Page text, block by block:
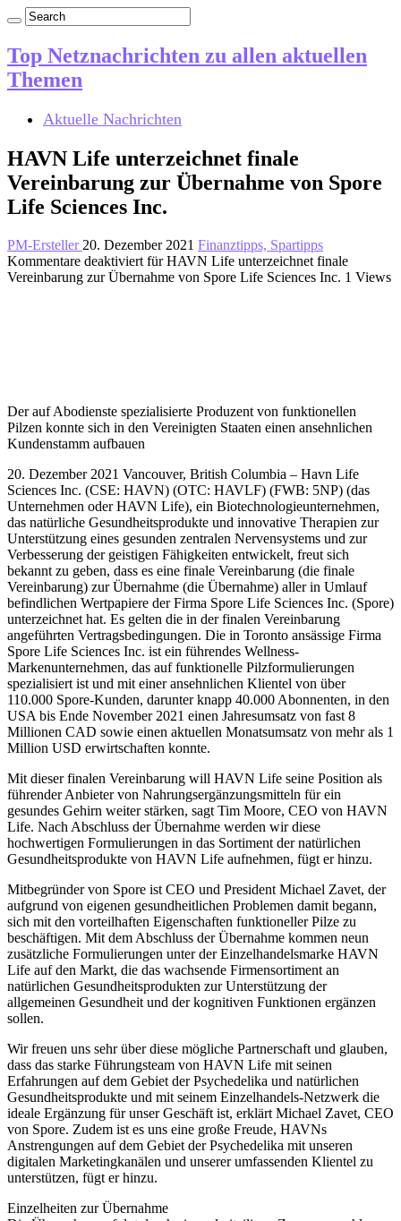
Top Netznachrichten zu allen aktuellen
Themen
Aktuelle Nachrichten
HAVN Life unterzeichnet finale
Vereinbarung zur Übernahme von Spore
Life Sciences Inc.
PM-Ersteller 20. Dezember 2021 Finanztipps, Spartipps
Kommentare deaktiviert für HAVN Life unterzeichnet finale
Vereinbarung zur Übernahme von Spore Life Sciences Inc. 1 Views
Der auf Abodienste spezialisierte Produzent von funktionellen
Pilzen konnte sich in den Vereinigten Staaten einen ansehnlichen
Kundenstamm aufbauen
20. Dezember 2021 Vancouver, British Columbia – Havn Life
Sciences Inc. (CSE: HAVN) (OTC: HAVLF) (FWB: 5NP) (das
Unternehmen oder HAVN Life), ein Biotechnologieunternehmen,
das natürliche Gesundheitsprodukte und innovative Therapien zur
Unterstützung eines gesunden zentralen Nervensystems und zur
Verbesserung der geistigen Fähigkeiten entwickelt, freut sich
bekannt zu geben, dass es eine finale Vereinbarung (die finale
Vereinbarung) zur Übernahme (die Übernahme) aller in Umlauf
befindlichen Wertpapiere der Firma Spore Life Sciences Inc. (Spore)
unterzeichnet hat. Es gelten die in der finalen Vereinbarung
angeführten Vertragsbedingungen. Die in Toronto ansässige Firma
Spore Life Sciences Inc. ist ein führendes Wellness-
Markenunternehmen, das auf funktionelle Pilzformulierungen
spezialisiert ist und mit einer ansehnlichen Klientel von über
110.000 Spore-Kunden, darunter knapp 40.000 Abonnenten, in den
USA bis Ende November 2021 einen Jahresumsatz von fast 8
Millionen CAD sowie einen aktuellen Monatsumsatz von mehr als 1
Million USD erwirtschaften konnte.
Mit dieser finalen Vereinbarung will HAVN Life seine Position als
führender Anbieter von Nahrungsergänzungsmitteln für ein
gesundes Gehirn weiter stärken, sagt Tim Moore, CEO von HAVN
Life. Nach Abschluss der Übernahme werden wir diese
hochwertigen Formulierungen in das Sortiment der natürlichen
Gesundheitsprodukte von HAVN Life aufnehmen, fügt er hinzu.
Mitbegründer von Spore ist CEO und President Michael Zavet, der
aufgrund von eigenen gesundheitlichen Problemen damit begann,
sich mit den vorteilhaften Eigenschaften funktioneller Pilze zu
beschäftigen. Mit dem Abschluss der Übernahme kommen neun
zusätzliche Formulierungen unter der Einzelhandelsmarke HAVN
Life auf den Markt, die das wachsende Firmensortiment an
natürlichen Gesundheitsprodukten zur Unterstützung der
allgemeinen Gesundheit und der kognitiven Funktionen ergänzen
sollen.
Wir freuen uns sehr über diese mögliche Partnerschaft und glauben,
dass das starke Führungsteam von HAVN Life mit seinen
Erfahrungen auf dem Gebiet der Psychedelika und natürlichen
Gesundheitsprodukte und mit seinem Einzelhandels-Netzwerk die
ideale Ergänzung für unser Geschäft ist, erklärt Michael Zavet, CEO
von Spore. Zudem ist es uns eine große Freude, HAVNs
Anstrengungen auf dem Gebiet der Psychedelika mit unseren
digitalen Marketingkanälen und unserer umfassenden Klientel zu
unterstützen, fügt er hinzu.
Einzelheiten zur Übernahme